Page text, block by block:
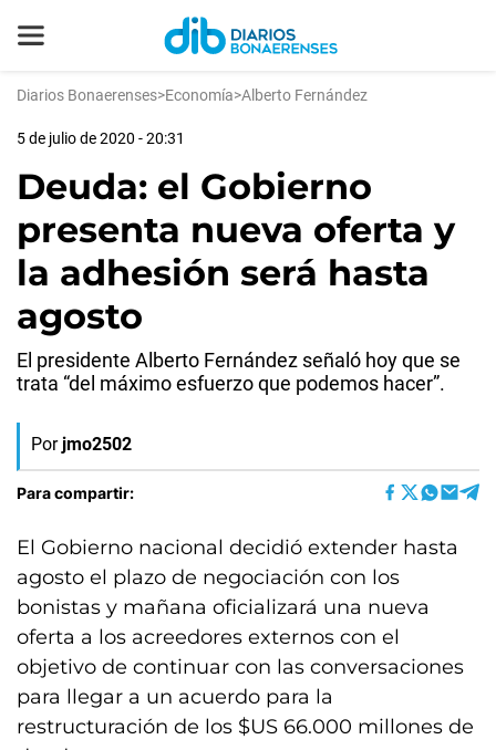
Diarios Bonaerenses>Economía>Alberto Fernández
5 de julio de 2020 - 20:31
Deuda: el Gobierno
presenta nueva oferta y
la adhesión será hasta
agosto
El presidente Alberto Fernández señaló hoy que se
trata “del máximo esfuerzo que podemos hacer”.
Por jmo2502
Para compartir:
El Gobierno nacional decidió extender hasta
agosto el plazo de negociación con los
bonistas y mañana oficializará una nueva
oferta a los acreedores externos con el
objetivo de continuar con las conversaciones
para llegar a un acuerdo para la
restructuración de los $US 66.000 millones de